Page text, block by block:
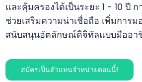
และคุ้มครองได้เป็นระยะ 1 - 10 ปี
ช่วยเสริมความน่าเชื่อถือ เพิ่มการ
สนับสนุนอัตลักษณ์ดิจิทัลแบบมืออา
สมัครเป็นตัวแทนจำหน่ายตอนนี้!